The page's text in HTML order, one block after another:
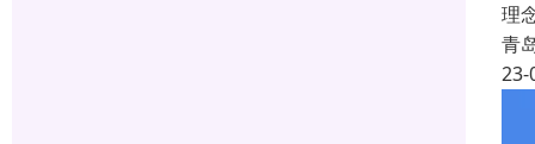
理
青
23-